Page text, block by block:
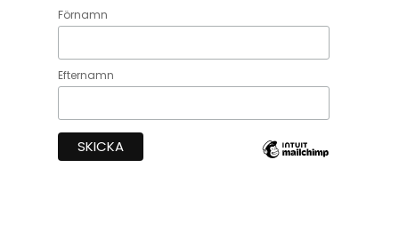
Förnamn
Efternamn